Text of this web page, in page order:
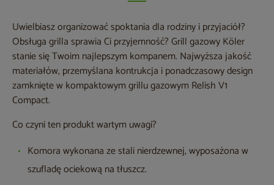
Uwielbiasz organizować spoktania dla rodziny i przyjaciół?
Obsługa grilla sprawia Ci przyjemność? Grill gazowy Köler
stanie się Twoim najlepszym kompanem. Najwyższa jakość
materiałów, przemyślana kontrukcja i ponadczasowy design
zamknięte w kompaktowym grillu gazowym Relish V1
Compact.
Co czyni ten produkt wartym uwagi?
Komora wykonana ze stali nierdzewnej, wyposażona w
szufladę ociekową na tłuszcz.